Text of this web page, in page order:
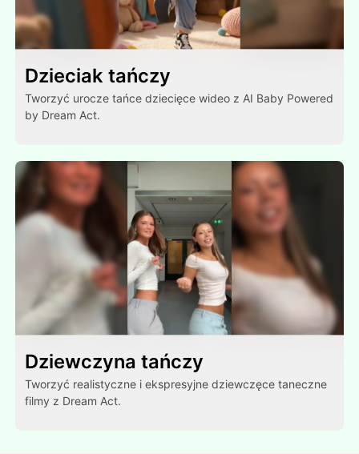
Dzieciak tańczy
Tworzyć urocze tańce dziecięce wideo z AI Baby Powered
by Dream Act.
Dziewczyna tańczy
Tworzyć realistyczne i ekspresyjne dziewczęce taneczne
filmy z Dream Act.